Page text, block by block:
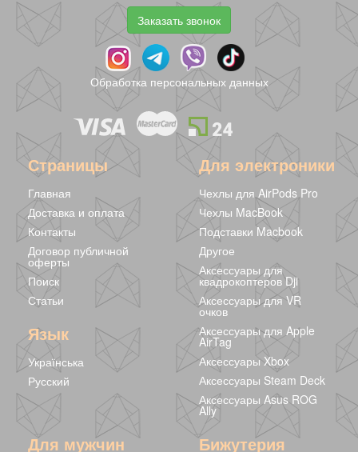
Защитное стекло
297 грн 159 грн
Заказать звонок
Обработка персональных данных
Страницы
Главная
Доставка и оплата
Контакты
Договор публичной
оферты
Поиск
Статьи
Язык
Українська
Русский
Для электроники
Чехлы для AirPods Pro
Чехлы MacBook
Подставки Macbook
Другое
Аксессуары для
квадрокоптеров Dji
Аксессуары для VR
очков
Аксессуары для Apple
AirTag
Аксессуары Xbox
Аксессуары Steam Deck
Аксессуары Asus ROG
Ally
Для мужчин Бижутерия